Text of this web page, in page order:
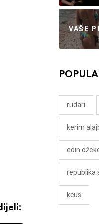
VAŠE
rudari
kerim
edin
republika
kcus